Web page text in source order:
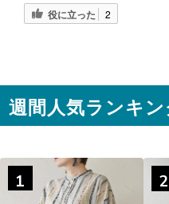
役に立った 2
週間人気ランキ
1 2